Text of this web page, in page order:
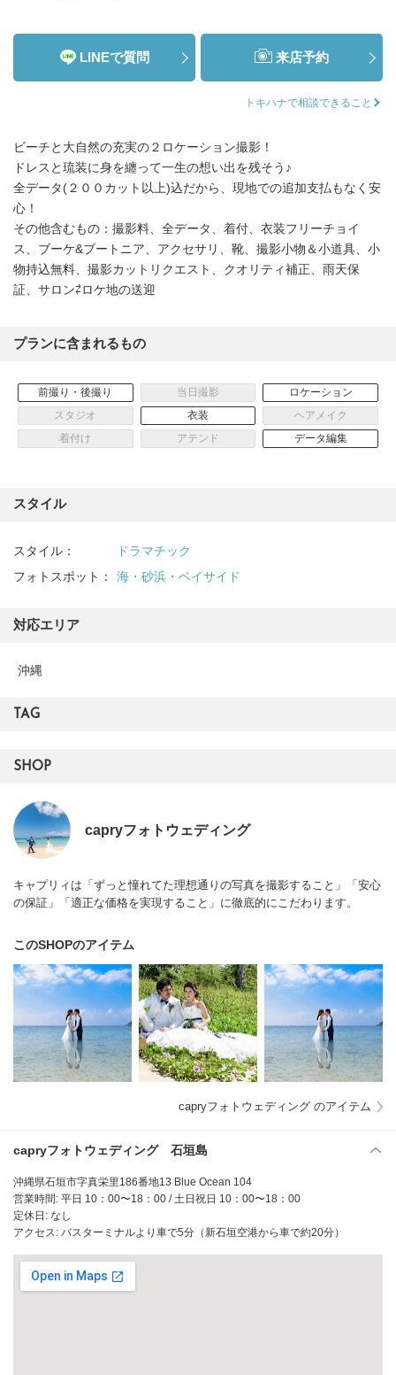
LINEで質問 来店予約
トキハナで相談できること
ビーチと大自然の充実の２ロケーション撮影！
ドレスと琉装に身を纏って一生の想い出を残そう♪
全データ(２００カット以上)込だから、現地での追加支払もなく安
心！
その他含むもの：撮影料、全データ、着付、衣装フリーチョイ
ス、ブーケ&ブートニア、アクセサリ、靴、撮影小物＆小道具、小
物持込無料、撮影カットリクエスト、クオリティ補正、雨天保
証、サロン⇄ロケ地の送迎
プランに含まれるもの
前撮り・後撮り 当日撮影
ロケーション
スタジオ
衣装
ヘアメイク
着付け
アテンド データ編集
スタイル
スタイル：
ドラマチック
フォトスポット：
海・砂浜・ベイサイド
対応エリア
沖縄
TAG
SHOP
capryフォトウェディング
キャプリィは「ずっと憧れてた理想通りの写真を撮影すること」「安心
の保証」「適正な価格を実現すること」に徹底的にこだわります。
このSHOPのアイテム
capryフォトウェディング のアイテム
capryフォトウェディング 石垣島
沖縄県石垣市字真栄里186番地13 Blue Ocean 104
営業時間: 平日 10：00〜18：00 / 土日祝日 10：00〜18：00
定休日: なし
アクセス: バスターミナルより車で5分（新石垣空港から車で約20分）